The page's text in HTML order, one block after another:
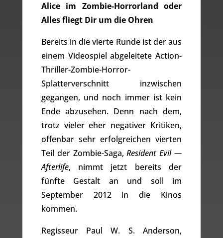
Alice im Zombie-Horrorland oder
Alles fliegt Dir um die Ohren
Bereits in die vierte Runde ist der aus
einem Videospiel abgeleitete Action-
Thriller-Zombie-Horror-
Splatterverschnitt inzwischen
gegangen, und noch immer ist kein
Ende abzusehen. Denn nach dem,
trotz vieler eher negativer Kritiken,
offenbar sehr erfolgreichen vierten
Teil der Zombie-Saga,Resident Evil —
Afterlife, nimmt jetzt bereits der
fünfte Gestalt an und soll im
September 2012 in die Kinos
kommen.
Regisseur Paul W. S. Anderson,